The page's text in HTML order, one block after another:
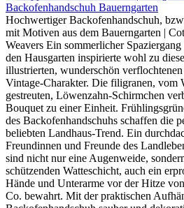
Backofenhandschuh Bauerngarten
Hochwertiger Backofenhandschuh,
mit Motiven aus dem Bauerngarten |
Weavers Ein sommerlicher
den Hausgarten inspirierte wohl zu
illustrierten, wunderschön
Vintage-Charakter. Die filigranen, vom
gestreuten, Löwenzahn-Schirmchen
Bouquet zu einer Einheit.
des Backofenhandschuhs schaffen die
beliebten Landhaus-Trend. Ein
Freundinnen und Freunde des
sind nicht nur eine Augenweide,
schützenden Watteschicht, auch ein
Hände und Unterarme vor der Hitze
Co. bewahrt. Mit der praktischen